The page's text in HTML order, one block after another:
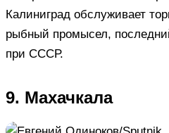
Калиниград обслуживает
рыбный промысел,
при СССР.
9. Махачкала